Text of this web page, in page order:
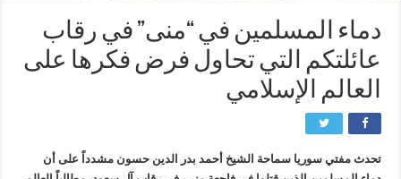
دماء المسلمين في “منى” في رقاب
عائلتكم التي تحاول فرض فكرها على
العالم الإسلامي
تحدث مفتي سوريا سماحة الشيخ أحمد بدر الدين حسون مشدداً على أن